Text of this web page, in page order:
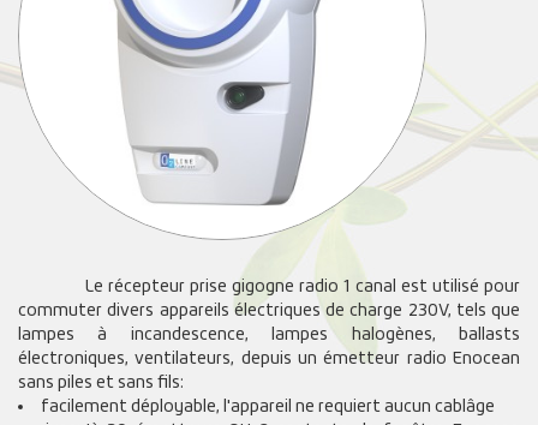
Le récepteur prise gigogne radio 1 canal est utilisé pour
commuter divers appareils électriques de charge 230V, tels que
lampes à incandescence, lampes halogènes, ballasts
électroniques, ventilateurs, depuis un émetteur radio Enocean
sans piles et sans fils:
facilement déployable, l'appareil ne requiert aucun cablâge